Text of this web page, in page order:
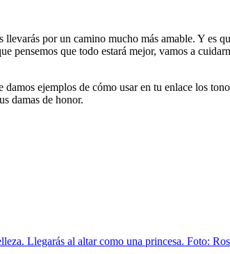
por un camino mucho más amable. Y es
pensemos que todo estará mejor, vamos a
ejemplos de cómo usar en tu enlace los
damas de honor.
Llegarás al altar como una princesa. Foto: